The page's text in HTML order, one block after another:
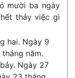
mười ba ngày
thảy việc gì
hai. Ngày 9
năm.
Ngày 27